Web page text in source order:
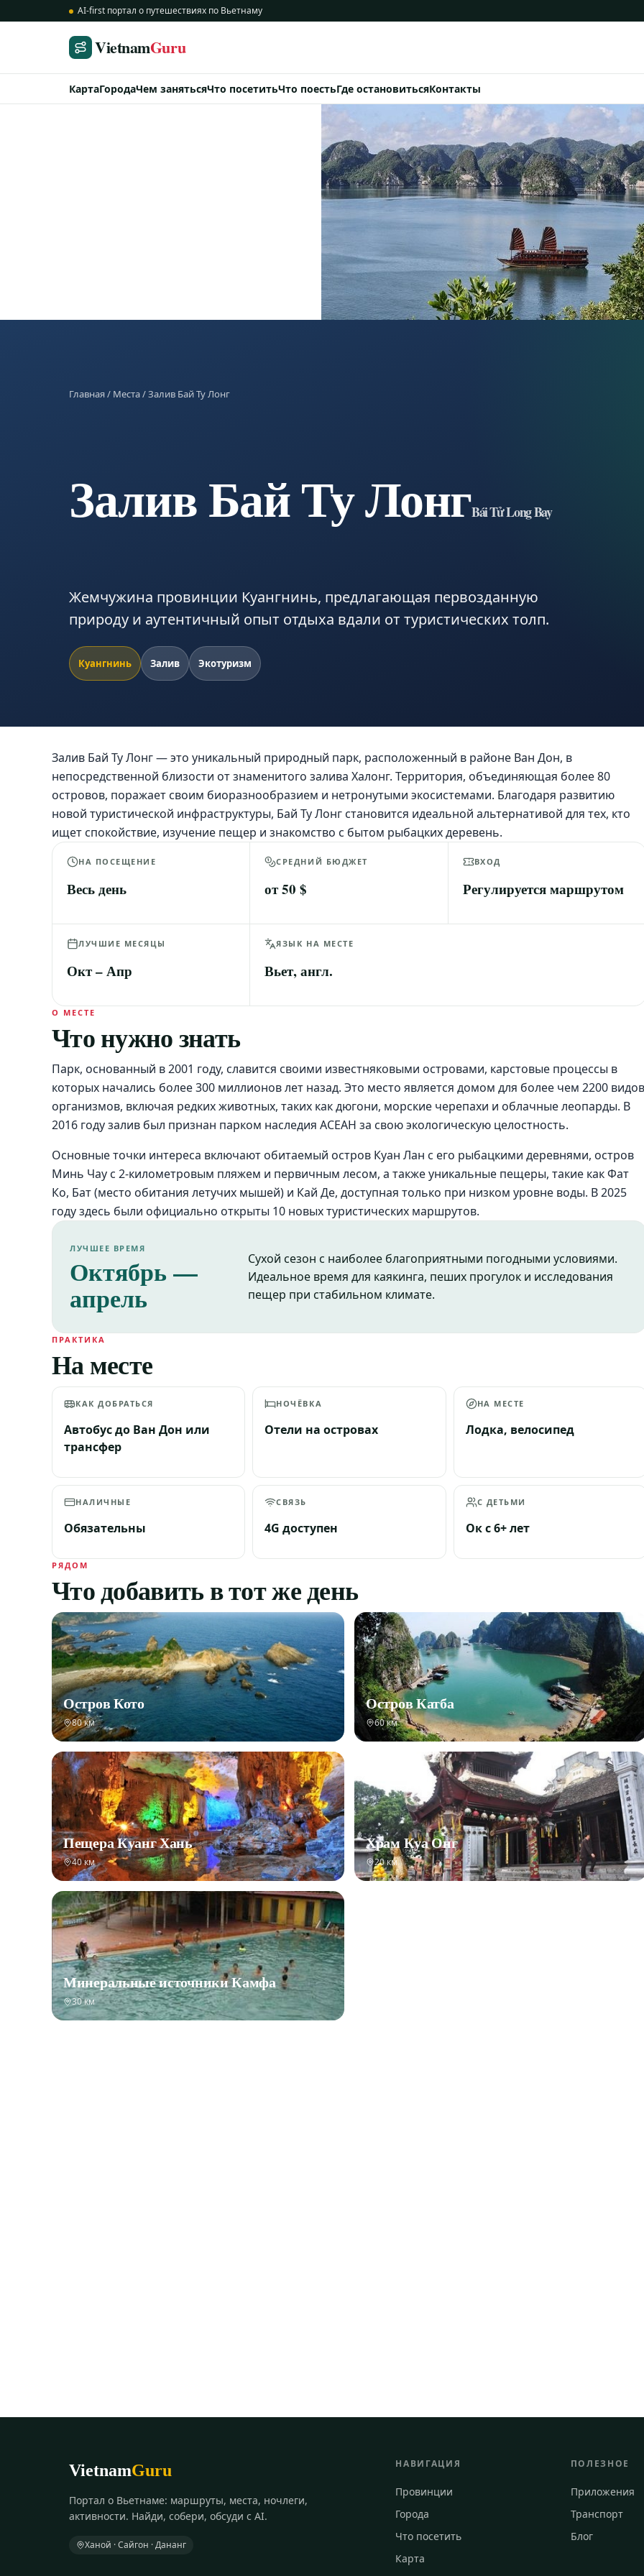
AI-first портал о путешествиях по Вьетнаму
VietnamGuru
КартаГородаЧем занятьсяЧто посетитьЧто поестьГде остановитьсяКонтакты
Главная/ Места/ Залив Бай Ту Лонг
Залив Бай Ту ЛонгBái Tử Long Bay
Жемчужина провинции Куангнинь, предлагающая первозданную
природу и аутентичный опыт отдыха вдали от туристических толп.
Куангнинь Залив Экотуризм
Залив Бай Ту Лонг — это уникальный природный парк, расположенный в районе Ван Дон, в
непосредственной близости от знаменитого залива Халонг. Территория, объединяющая более 80
островов, поражает своим биоразнообразием и нетронутыми экосистемами. Благодаря развитию
новой туристической инфраструктуры, Бай Ту Лонг становится идеальной альтернативой для тех, кто
ищет спокойствие, изучение пещер и знакомство с бытом рыбацких деревень.
НА ПОСЕЩЕНИЕ
Весь день
СРЕДНИЙ БЮДЖЕТ
от 50 $
ВХОД
Регулируется маршрутом
ЛУЧШИЕ МЕСЯЦЫ
Окт – Апр
ЯЗЫК НА МЕСТЕ
Вьет, англ.
О МЕСТЕ
Что нужно знать
Парк, основанный в 2001 году, славится своими известняковыми островами, карстовые процессы в
которых начались более 300 миллионов лет назад. Это место является домом для более чем 2200 видов
организмов, включая редких животных, таких как дюгони, морские черепахи и облачные леопарды. В
2016 году залив был признан парком наследия АСЕАН за свою экологическую целостность.
Основные точки интереса включают обитаемый остров Куан Лан с его рыбацкими деревнями, остров
Минь Чау с 2-километровым пляжем и первичным лесом, а также уникальные пещеры, такие как Фат
Ко, Бат (место обитания летучих мышей) и Кай Де, доступная только при низком уровне воды. В 2025
году здесь были официально открыты 10 новых туристических маршрутов.
ЛУЧШЕЕ ВРЕМЯ
Октябрь —
апрель
Сухой сезон с наиболее благоприятными погодными условиями.
Идеальное время для каякинга, пеших прогулок и исследования
пещер при стабильном климате.
ПРАКТИКА
На месте
КАК ДОБРАТЬСЯ
Автобус до Ван Дон или
трансфер
НОЧЁВКА
Отели на островах
НА МЕСТЕ
Лодка, велосипед
НАЛИЧНЫЕ
Обязательны
СВЯЗЬ
4G доступен
С ДЕТЬМИ
Ок с 6+ лет
РЯДОМ
Что добавить в тот же день
Остров Кото
80 км
Остров Катба
60 км
Пещера Куанг Хань
40 км
Храм Куа Онг
20 км
Минеральные источники Камфа
30 км
VietnamGuru
Портал о Вьетнаме: маршруты, места, ночлеги,
активности. Найди, собери, обсуди с AI.
Ханой · Сайгон · Дананг
НАВИГАЦИЯ
Провинции
Города
Что посетить
Карта
ПОЛЕЗНОЕ
Приложения
Транспорт
Блог